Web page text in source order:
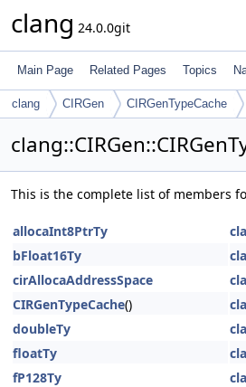
clang 24.0.0git
Main Page Related Pages Topics
clang CIRGen CIRGenTypeCache
This is the complete list of members
allocaInt8PtrTy
bFloat16Ty
cirAllocaAddressSpace
CIRGenTypeCache()
doubleTy
floatTy
fP128Ty